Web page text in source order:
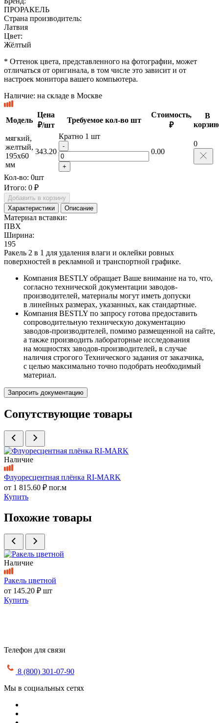
ПРОРАКЕЛЬ
Страна производитель:
Латвия
Цвет:
Жёлтый
* Оттенок цвета, представленного на фотографии, может
отличаться от оригинала, в том числе это зависит и от
настроек монитора вашего компьютера.
Наличие: на складе в Москве
Модель
Цена
₽/шт
Требуемое кол-во шт
Стоимость,
₽
В
мягкий,
желтый,
195х60
мм
343.20
Кратно 1 шт
-
+
0.00
0
Кол-во: 0шт
Итого: 0 ₽
Добавить в корзину
Характеристики
Описание
Материал вставки:
ПВХ
Ширина:
195
Ракель 2 в 1 для удаления влаги и оклейки ровных
поверхностей в рекламной и транспортной графике.
Компания BESTLY обращает Ваше внимание на то, что,
согласно технической документации заводов-
производителей, материалы могут иметь допуски
в линейных размерах, указанных, как стандартные.
Компания BESTLY по запросу готова предоставить
сопроводительную техническую документацию
заводов-производителей, помимо размещенной на сайте,
а также производить лабораторные исследования
на мощностях заводов-производителей, в случае
наличия строгого Технического задания от заказчика,
с целью максимально точно подобрать необходимый
материал.
Запросить документацию
Сопутствующие товары
Наличие
Флуоресцентная плёнка RI-MARK
от 1 815.60 ₽ пог.м
Купить
Похожие товары
Наличие
Ракель цветной
от 145.20 ₽ шт
Купить
Телефон для связи
8 (800) 301-07-90
Мы в социальных сетях